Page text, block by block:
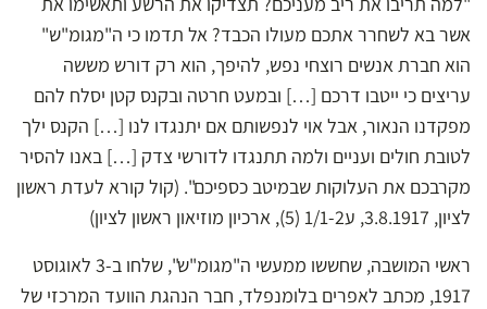
אשר בא לשחרר אתכם מעולו הכבד? אל תדמו כי ה"מגומ"ש"
הוא חברת אנשים רוצחי נפש, להיפך, הוא רק דורש מששה
עריצים כי ייטבו דרכם […] ובמעט חרטה ובקנס קטן יסלח להם
מפקדנו הנאור, אבל אוי לנפשותם אם יתנגדו לנו […] הקנס ילך
לטובת חולים ועניים ולמה תתנגדו לדורשי צדק […] באנו להסיר
מקרבכם את העלוקות שבמיטב כספיכם". (קול קורא לעדת ראשון
לציון, 3.8.1917, ע1/1-2 (5), ארכיון מוזיאון ראשון לציון)
ראשי המושבה, שחששו ממעשי ה"מגומ"ש", שלחו ב-3 לאוגוסט
1917, מכתב לאפרים בלומנפלד, חבר הנהגת הוועד המרכזי של